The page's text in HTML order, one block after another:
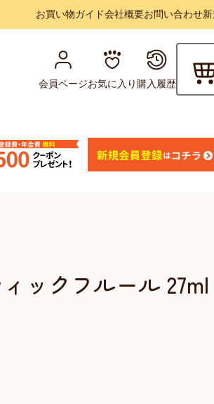
お買い物ガイド会社概要お問い合わせ
会員ページお気に入り購入履歴
ックフルール 27ml